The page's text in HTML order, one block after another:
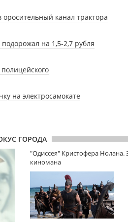
канал трактора
на 1,5-2,7 рубля
на электросамокате
ГОРОДА
"Одиссея" Кристофера Нолана.
киномана